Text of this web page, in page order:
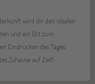
wird dir den idealen
und ein Ort zum
Eindrücken des Tages
Zuhause auf Zeit!